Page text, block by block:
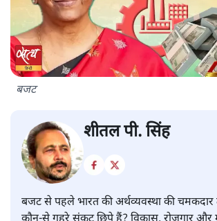
बजट
शीतल पी. सिंह
बजट से पहले भारत की अर्थव्यवस्था की चमकदार